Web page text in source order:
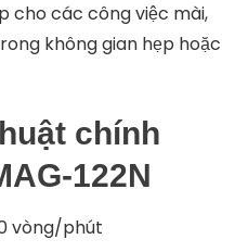
cho các công việc mài,
không gian hẹp hoặc
chính
122N
vòng/phút